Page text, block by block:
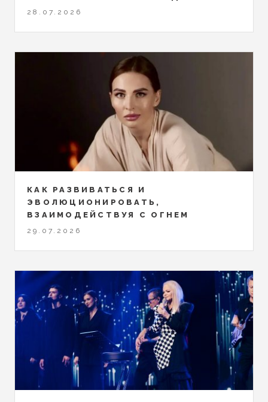
28.07.2026
КАК РАЗВИВАТЬСЯ И
ЭВОЛЮЦИОНИРОВАТЬ,
ВЗАИМОДЕЙСТВУЯ С ОГНЕМ
29.07.2026